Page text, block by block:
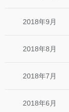
2018年9月
2018年8月
2018年7月
2018年6月